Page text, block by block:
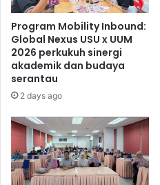
Program Mobility Inbound:
Global Nexus USU x UUM
2026 perkukuh sinergi
akademik dan budaya
serantau
2 days ago